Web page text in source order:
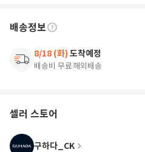
배송정보
8/18 (화) 도착예정
배송비 무료해외배송
셀러 스토어
구하다_CK